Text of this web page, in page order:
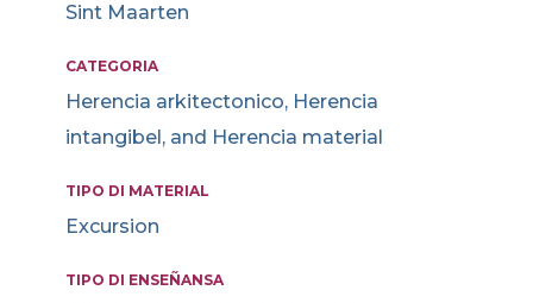
Sint Maarten
CATEGORIA
Herencia arkitectonico, Herencia
intangibel, and Herencia material
TIPO DI MATERIAL
Excursion
TIPO DI ENSEÑANSA